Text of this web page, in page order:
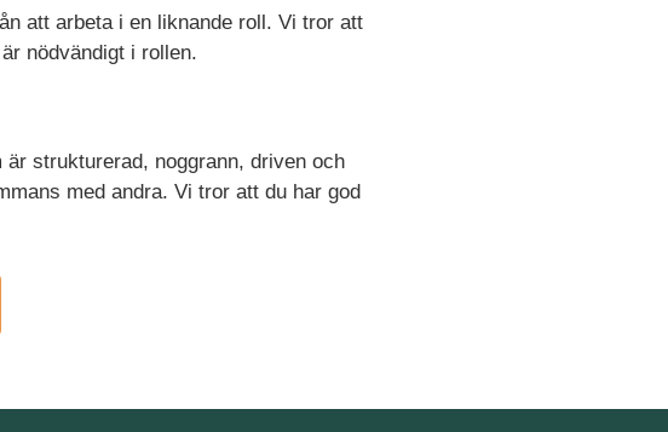
att arbeta i en liknande roll. Vi tror att
nödvändigt i rollen.
strukturerad, noggrann, driven och
med andra. Vi tror att du har god